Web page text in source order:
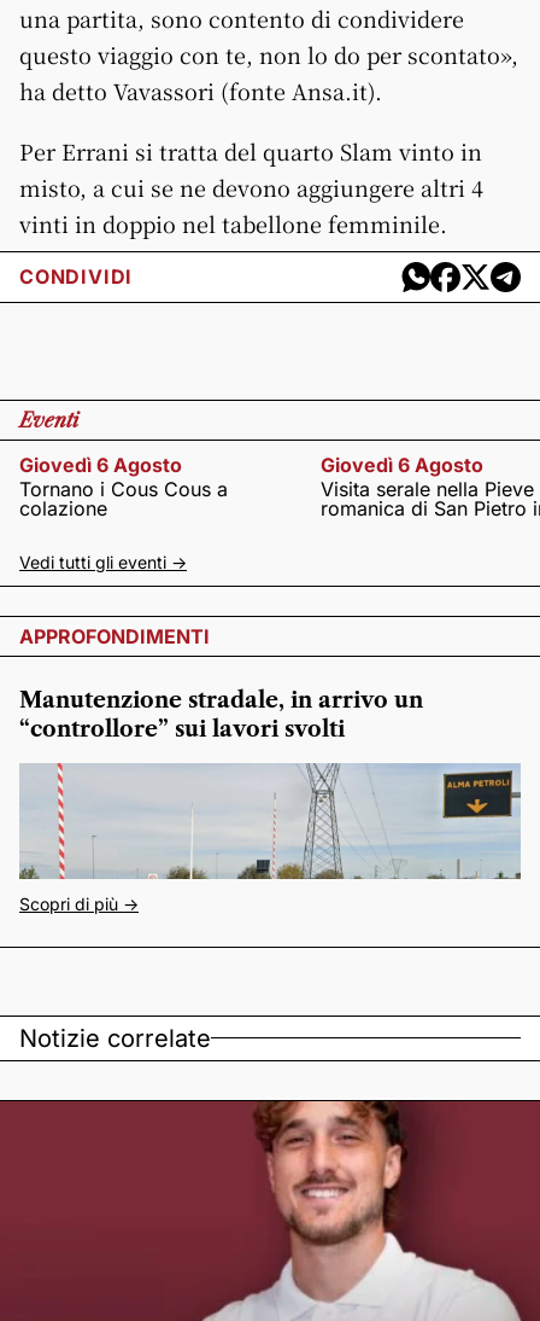
una partita, sono contento di condividere
questo viaggio con te, non lo do per scontato»,
ha detto Vavassori (fonte Ansa.it).
Per Errani si tratta del quarto Slam vinto in
misto, a cui se ne devono aggiungere altri 4
vinti in doppio nel tabellone femminile.
CONDIVIDI
Eventi
Giovedì 6 Agosto
Tornano i Cous Cous a
colazione
Giovedì 6 Agosto
Visita serale nella Pieve
romanica di San Pietro
Vedi tutti gli eventi ->
APPROFONDIMENTI
Manutenzione stradale, in arrivo un
“controllore” sui lavori svolti
Scopri di più ->
Notizie correlate